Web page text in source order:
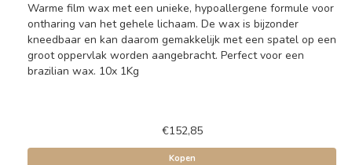
Warme film wax met een unieke, hypoallergene formule voor
ontharing van het gehele lichaam. De wax is bijzonder
kneedbaar en kan daarom gemakkelijk met een spatel op een
groot oppervlak worden aangebracht. Perfect voor een
brazilian wax. 10x 1Kg
€152,85
Kopen